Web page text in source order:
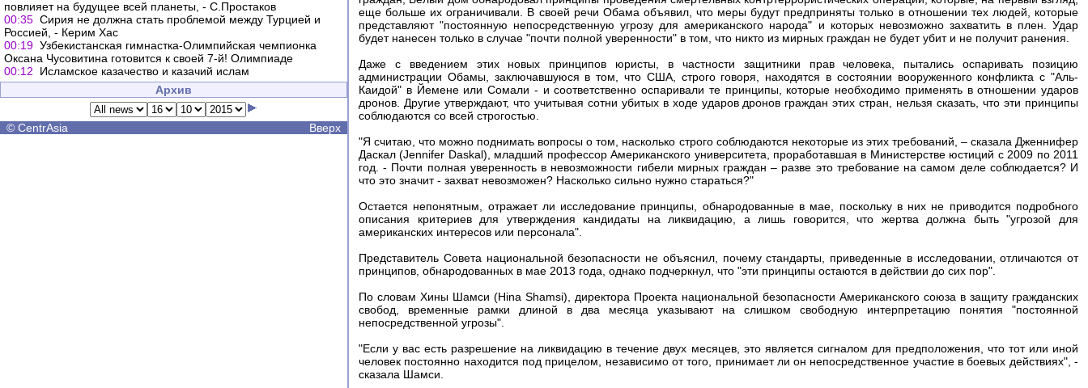
повлияет на будущее всей планеты, - С.Простаков
00:35 Сирия не должна стать проблемой между Турцией и
Россией, - Керим Хас
00:19 Узбекистанская гимнастка-Олимпийская чемпионка
Оксана Чусовитина готовится к своей 7-й! Олимпиаде
00:12
Исламское казачество и казачий ислам
Архив
© CentrAsia Вверх
еще больше их ограничивали. В своей речи Обама объявил, что меры будут предприняты только в отношении тех людей, которые
представляют "постоянную непосредственную угрозу для американского народа" и которых невозможно захватить в плен. Удар
будет нанесен только в случае "почти полной уверенности" в том, что никто из мирных граждан не будет убит и не получит ранения.
Даже с введением этих новых принципов юристы, в частности защитники прав человека, пытались оспаривать позицию
администрации Обамы, заключавшуюся в том, что США, строго говоря, находятся в состоянии вооруженного конфликта с "Аль-
Каидой" в Йемене или Сомали - и соответственно оспаривали те принципы, которые необходимо применять в отношении ударов
дронов. Другие утверждают, что учитывая сотни убитых в ходе ударов дронов граждан этих стран, нельзя сказать, что эти принципы
соблюдаются со всей строгостью.
"Я считаю, что можно поднимать вопросы о том, насколько строго соблюдаются некоторые из этих требований, – сказала Дженнифер
Даскал (Jennifer Daskal), младший профессор Американского университета, проработавшая в Министерстве юстиций с 2009 по 2011
год. - Почти полная уверенность в невозможности гибели мирных граждан – разве это требование на самом деле соблюдается? И
что это значит - захват невозможен? Насколько сильно нужно стараться?"
Остается непонятным, отражает ли исследование принципы, обнародованные в мае, поскольку в них не приводится подробного
описания критериев для утверждения кандидаты на ликвидацию, а лишь говорится, что жертва должна быть "угрозой для
американских интересов или персонала".
Представитель Совета национальной безопасности не объяснил, почему стандарты, приведенные в исследовании, отличаются от
принципов, обнародованных в мае 2013 года, однако подчеркнул, что "эти принципы остаются в действии до сих пор".
По словам Хины Шамси (Hina Shamsi), директора Проекта национальной безопасности Американского союза в защиту гражданских
свобод, временные рамки длиной в два месяца указывают на слишком свободную интерпретацию понятия "постоянной
непосредственной угрозы".
"Если у вас есть разрешение на ликвидацию в течение двух месяцев, это является сигналом для предположения, что тот или иной
человек постоянно находится под прицелом, независимо от того, принимает ли он непосредственное участие в боевых действиях", -
сказала Шамси.